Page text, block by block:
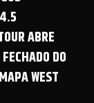
ABRE
DO
WEST